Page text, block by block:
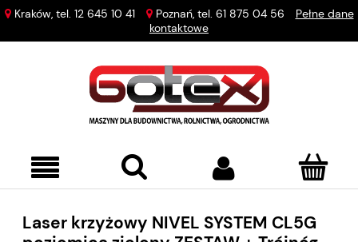
Kraków, tel. 12 645 10 41 Poznań, tel. 61 875 04 56
Pełne dane
kontaktowe
Laser krzyżowy NIVEL SYSTEM CL5G